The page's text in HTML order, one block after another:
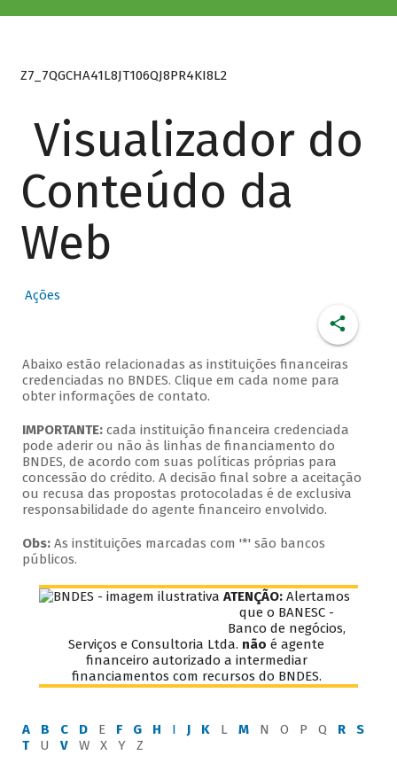
Z7_7QGCHA41L8JT106QJ8PR4KI8L2
Visualizador do
Conteúdo da
Web
Ações
Abaixo estão relacionadas as instituições financeiras
credenciadas no BNDES. Clique em cada nome para
obter informações de contato.
IMPORTANTE: cada instituição financeira credenciada
pode aderir ou não às linhas de financiamento do
BNDES, de acordo com suas políticas próprias para
concessão do crédito. A decisão final sobre a aceitação
ou recusa das propostas protocoladas é de exclusiva
responsabilidade do agente financeiro envolvido.
Obs: As instituições marcadas com '*' são bancos
públicos.
ATENÇÃO: Alertamos
que o BANESC -
Banco de negócios,
Serviços e Consultoria Ltda. não é agente
financeiro autorizado a intermediar
financiamentos com recursos do BNDES.
A B C DE F G H I J KL MN O P Q R
S
TU VW X Y Z